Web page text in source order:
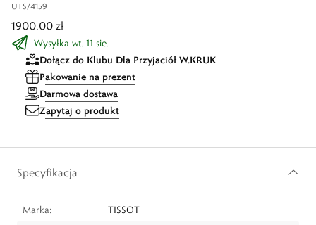
UTS/4159
1900,00 zł
Wysyłka wt. 11 sie.
Dołącz do Klubu Dla Przyjaciół W.KRUK
Pakowanie na prezent
Darmowa dostawa
Zapytaj o produkt
Specyfikacja
Marka:
TISSOT